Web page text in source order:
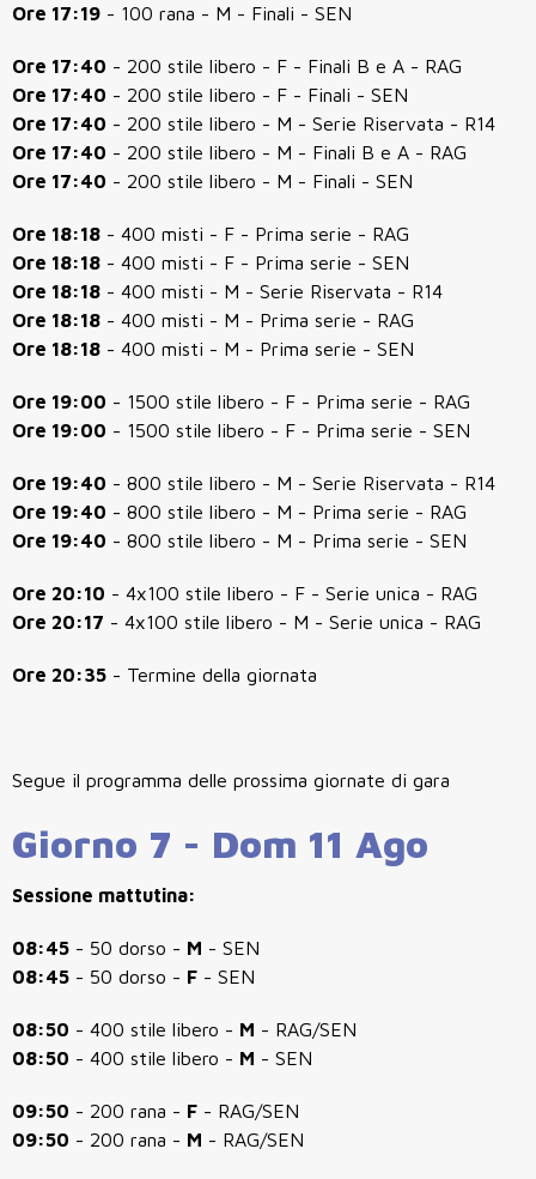
Ore 17:19 - 100 rana - M - Finali - SEN
Ore 17:40 - 200 stile libero - F - Finali B e A - RAG
Ore 17:40 - 200 stile libero - F - Finali - SEN
Ore 17:40 - 200 stile libero - M - Serie Riservata - R14
Ore 17:40 - 200 stile libero - M - Finali B e A - RAG
Ore 17:40 - 200 stile libero - M - Finali - SEN
Ore 18:18 - 400 misti - F - Prima serie - RAG
Ore 18:18 - 400 misti - F - Prima serie - SEN
Ore 18:18 - 400 misti - M - Serie Riservata - R14
Ore 18:18 - 400 misti - M - Prima serie - RAG
Ore 18:18 - 400 misti - M - Prima serie - SEN
Ore 19:00 - 1500 stile libero - F - Prima serie - RAG
Ore 19:00 - 1500 stile libero - F - Prima serie - SEN
Ore 19:40 - 800 stile libero - M - Serie Riservata - R14
Ore 19:40 - 800 stile libero - M - Prima serie - RAG
Ore 19:40 - 800 stile libero - M - Prima serie - SEN
Ore 20:10 - 4x100 stile libero - F - Serie unica - RAG
Ore 20:17 - 4x100 stile libero - M - Serie unica - RAG
Ore 20:35 - Termine della giornata
Segue il programma delle prossima giornate di gara
Giorno 7 - Dom 11 Ago
Sessione mattutina:
08:45 - 50 dorso - M - SEN
08:45 - 50 dorso - F - SEN
08:50 - 400 stile libero - M - RAG/SEN
08:50 - 400 stile libero - M - SEN
09:50 - 200 rana - F - RAG/SEN
09:50 - 200 rana - M - RAG/SEN